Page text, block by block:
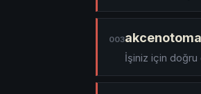
003
İşiniz için doğru